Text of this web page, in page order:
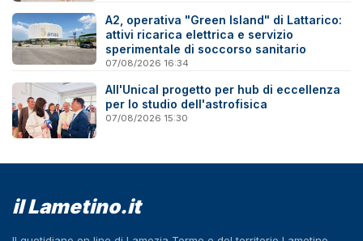
A2, operativa "Green Island" di Lattarico:
attivi ricarica elettrica e servizio
sperimentale di soccorso sanitario
07/08/2026 16:34
All'Unical progetto per hub di eccellenza
per lo studio dell'astrofisica
07/08/2026 15:30
il Lametino.it